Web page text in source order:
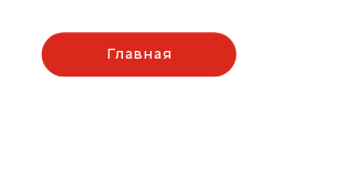
Главная